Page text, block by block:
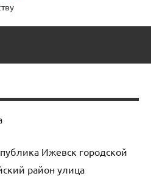
Ижевск городской
район улица